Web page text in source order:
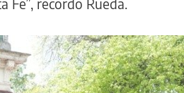
Fe”, recordó Rueda.